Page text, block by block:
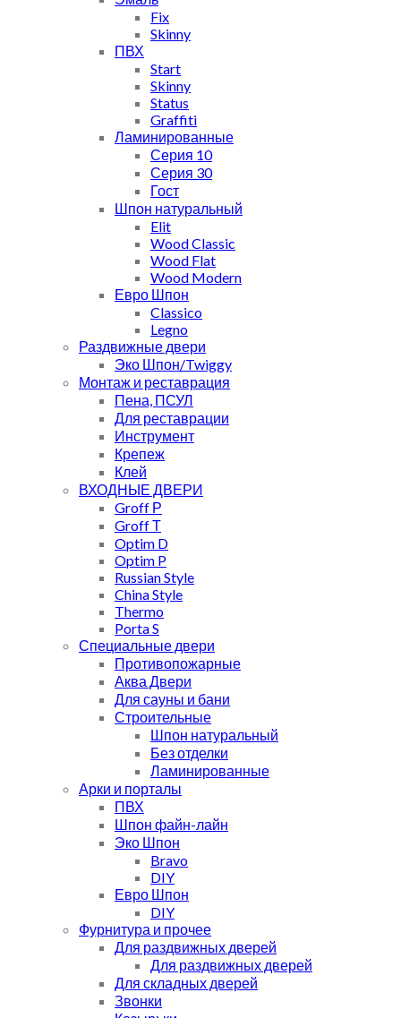
Fix
Skinny
ПВХ
Start
Skinny
Status
Graffiti
Ламинированные
Серия 10
Серия 30
Гост
Шпон натуральный
Elit
Wood Classic
Wood Flat
Wood Modern
Евро Шпон
Classico
Legno
Раздвижные двери
Эко Шпон/Twiggy
Монтаж и реставрация
Пена, ПСУЛ
Для реставрации
Инструмент
Крепеж
Клей
ВХОДНЫЕ ДВЕРИ
Groff Р
Groff Т
Optim D
Optim P
Russian Style
China Style
Thermo
Porta S
Специальные двери
Противопожарные
Аква Двери
Для сауны и бани
Строительные
Шпон натуральный
Без отделки
Ламинированные
Арки и порталы
ПВХ
Шпон файн-лайн
Эко Шпон
Bravo
DIY
Евро Шпон
DIY
Фурнитура и прочее
Для раздвижных дверей
Для раздвижных дверей
Для складных дверей
Звонки